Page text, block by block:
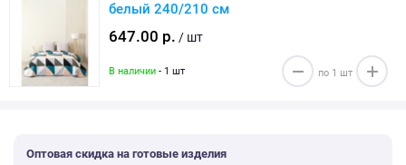
белый 240/210 см
647.00 р. / шт
В наличии - 1 шт
Оптовая скидка на готовые изделия